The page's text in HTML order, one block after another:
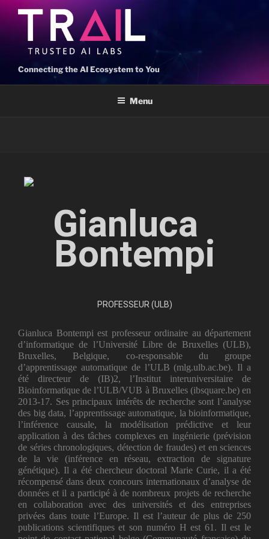
Connecting the AI Ecosystem to You
Menu
Gianluca
Bontempi
PROFESSEUR (ULB)
Gianluca Bontempi est professeur ordinaire au département
d’informatique de l’Université Libre de Bruxelles (ULB),
Bruxelles, Belgique, co-responsable du groupe
d’apprentissage automatique de l’ULB (mlg.ulb.ac.be). Il a
été directeur de (IB)2, l’Institut interuniversitaire de
Bioinformatique de l’ULB/VUB à Bruxelles (ibsquare.be) en
2013-17. Ses principaux intérêts de recherche sont l’analyse
des big data, l’apprentissage automatique, la bioinformatique,
l’inférence causale, la modélisation prédictive et leur
application à des tâches complexes en ingénierie (prévision
de séries chronologiques, détection de fraudes) et en sciences
de la vie (inférence en réseau, extraction de signature
génétique). Il a été chercheur doctoral Marie Curie, il a été
récompensé dans deux concours internationaux d’analyse de
données et il a participé à de nombreux projets de recherche
en collaboration avec des universités et des entreprises
privées dans toute l’Europe. Il est l’auteur de plus de 250
publications scientifiques et son numéro H est 61. Il est le